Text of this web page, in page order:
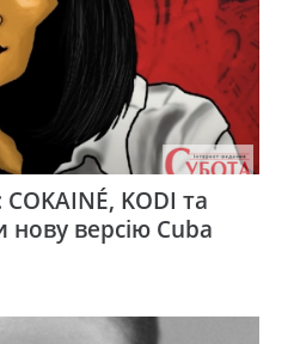
KODI та
нову версію Cuba